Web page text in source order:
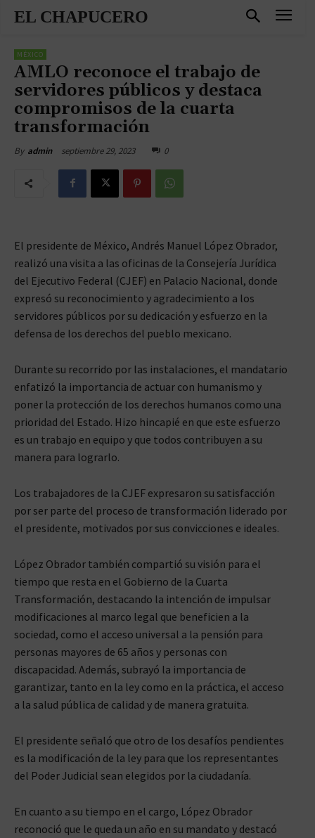
EL CHAPUCERO
MÉXICO
AMLO reconoce el trabajo de
servidores públicos y destaca
compromisos de la cuarta
transformación
By admin septiembre 29, 2023 0
El presidente de México, Andrés Manuel López Obrador,
realizó una visita a las oficinas de la Consejería Jurídica
del Ejecutivo Federal (CJEF) en Palacio Nacional, donde
expresó su reconocimiento y agradecimiento a los
servidores públicos por su dedicación y esfuerzo en la
defensa de los derechos del pueblo mexicano.
Durante su recorrido por las instalaciones, el mandatario
enfatizó la importancia de actuar con humanismo y
poner la protección de los derechos humanos como una
prioridad del Estado. Hizo hincapié en que este esfuerzo
es un trabajo en equipo y que todos contribuyen a su
manera para lograrlo.
Los trabajadores de la CJEF expresaron su satisfacción
por ser parte del proceso de transformación liderado por
el presidente, motivados por sus convicciones e ideales.
López Obrador también compartió su visión para el
tiempo que resta en el Gobierno de la Cuarta
Transformación, destacando la intención de impulsar
modificaciones al marco legal que beneficien a la
sociedad, como el acceso universal a la pensión para
personas mayores de 65 años y personas con
discapacidad. Además, subrayó la importancia de
garantizar, tanto en la ley como en la práctica, el acceso
a la salud pública de calidad y de manera gratuita.
El presidente señaló que otro de los desafíos pendientes
es la modificación de la ley para que los representantes
del Poder Judicial sean elegidos por la ciudadanía.
En cuanto a su tiempo en el cargo, López Obrador
reconoció que le queda un año en su mandato y destacó